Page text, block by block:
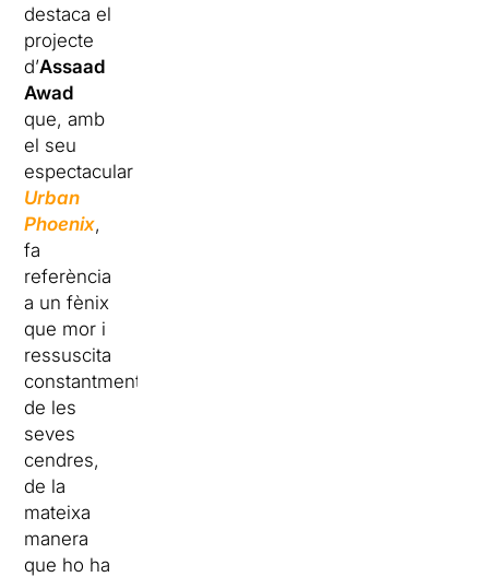
destaca el
projecte
d’Assaad
Awad
que, amb
el seu
espectacular
Urban
Phoenix,
fa
referència
a un fènix
que mor i
ressuscita
constantment
de les
seves
cendres,
de la
mateixa
manera
que ho ha